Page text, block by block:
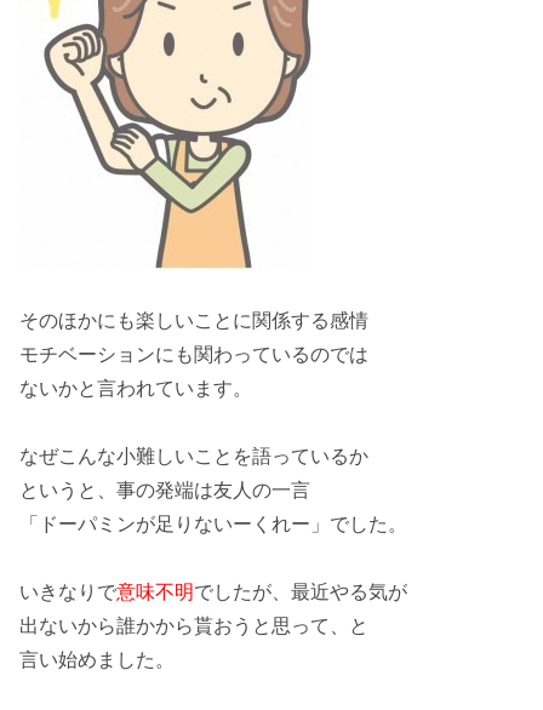
そのほかにも楽しいこと に関係する感情
モチベーションにも関わっているのでは
ないかと言われています。
なぜこんな小難しいことを語っているか
というと、 事の発端は友人の一言
「ドーパミンが足りないーくれー」でした。
いきなりで意味不明でしたが、最近やる気が
出ないから誰かから貰おうと思って、と
言い始めました。